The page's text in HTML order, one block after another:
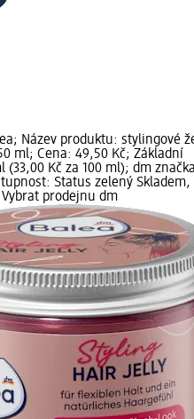
Název produktu: stylingové
ml; Cena: 49,50 Kč; Základní
(33,00 Kč za 100 ml); dm
Status zelený Skladem,
prodejnu dm